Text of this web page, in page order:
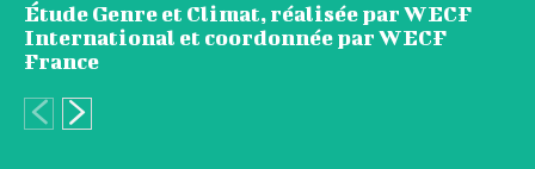
Étude Genre et Climat, réalisée par WECF
International et coordonnée par WECF
France